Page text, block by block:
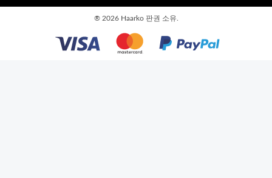
® 2026 Haarko 판권 소유.